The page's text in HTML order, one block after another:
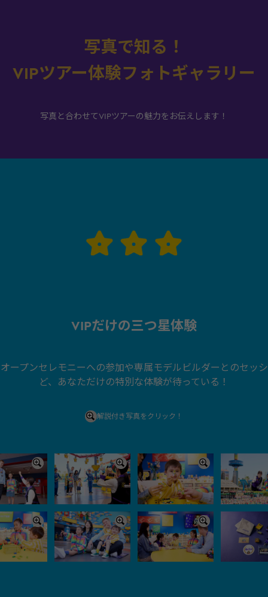
写真で知る！
VIPツアー体験フォトギャラリー
写真と合わせてVIPツアーの魅力をお伝えします！
VIPだけの三つ星体験
ープンセレモニーへの参加や専属モデルビルダーとのセッ
ど、あなただけの特別な体験が待っている！
解説付き写真をクリック！